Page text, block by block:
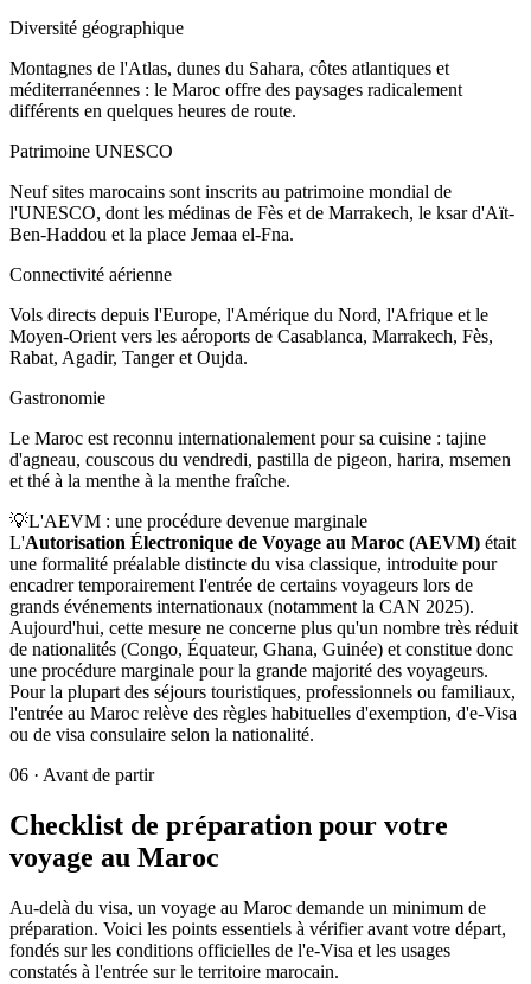
Diversité géographique
Montagnes de l'Atlas, dunes du Sahara, côtes atlantiques et
méditerranéennes : le Maroc offre des paysages radicalement
différents en quelques heures de route.
Patrimoine UNESCO
Neuf sites marocains sont inscrits au patrimoine mondial de
l'UNESCO, dont les médinas de Fès et de Marrakech, le ksar d'Aït-
Ben-Haddou et la place Jemaa el-Fna.
Connectivité aérienne
Vols directs depuis l'Europe, l'Amérique du Nord, l'Afrique et le
Moyen-Orient vers les aéroports de Casablanca, Marrakech, Fès,
Rabat, Agadir, Tanger et Oujda.
Gastronomie
Le Maroc est reconnu internationalement pour sa cuisine : tajine
d'agneau, couscous du vendredi, pastilla de pigeon, harira, msemen
et thé à la menthe à la menthe fraîche.
💡L'AEVM : une procédure devenue marginale
L'Autorisation Électronique de Voyage au Maroc (AEVM) était
une formalité préalable distincte du visa classique, introduite pour
encadrer temporairement l'entrée de certains voyageurs lors de
grands événements internationaux (notamment la CAN 2025).
Aujourd'hui, cette mesure ne concerne plus qu'un nombre très réduit
de nationalités (Congo, Équateur, Ghana, Guinée) et constitue donc
une procédure marginale pour la grande majorité des voyageurs.
Pour la plupart des séjours touristiques, professionnels ou familiaux,
l'entrée au Maroc relève des règles habituelles d'exemption, d'e-Visa
ou de visa consulaire selon la nationalité.
06 · Avant de partir
Checklist de préparation pour votre
voyage au Maroc
Au-delà du visa, un voyage au Maroc demande un minimum de
préparation. Voici les points essentiels à vérifier avant votre départ,
fondés sur les conditions officielles de l'e-Visa et les usages
constatés à l'entrée sur le territoire marocain.